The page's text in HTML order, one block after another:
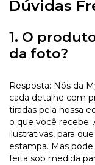
Dúvidas
1. O
da foto?
Resposta: Nós da
cada detalhe com
tiradas pela nossa
o que você recebe.
ilustrativas, para
estampa. Mas
feita sob medida